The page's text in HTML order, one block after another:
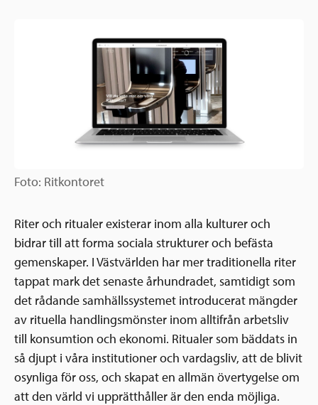
Frågor och svar
Sverige och övriga världen
Grannskapsinitiativet
Verksamhetsberättelser & årsredovisningar
Medarbetare & styrelse
Postkodlotteriet
Foto: Ritkontoret
Riter och ritualer existerar inom alla kulturer och
bidrar till att forma sociala strukturer och befästa
gemenskaper. I Västvärlden har mer traditionella riter
tappat mark det senaste århundradet, samtidigt som
det rådande samhällssystemet introducerat mängder
av rituella handlingsmönster inom alltifrån arbetsliv
till konsumtion och ekonomi. Ritualer som bäddats in
så djupt i våra institutioner och vardagsliv, att de blivit
osynliga för oss, och skapat en allmän övertygelse om
att den värld vi upprätthåller är den enda möjliga.